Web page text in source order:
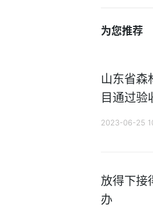
为您推荐
山东省森
目通过验
2023-06-25
放得下接
办